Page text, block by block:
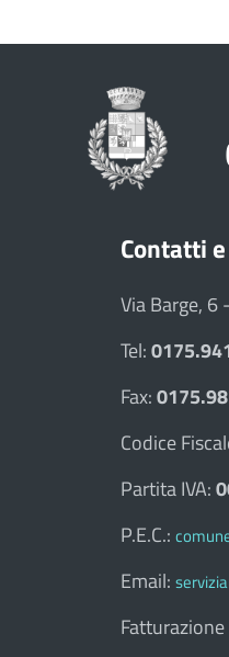
Contatti
Via Barge, 6
Tel:
Fax:
Codice
Partita IVA:
P.E.C.:
Email: